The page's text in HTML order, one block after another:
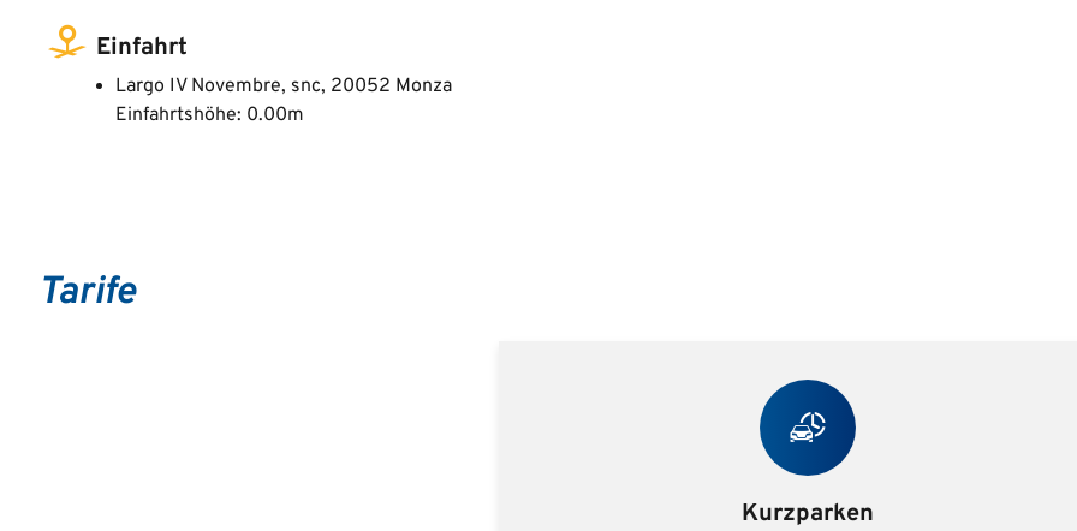
Einfahrt
Largo IV Novembre, snc, 20052 Monza
Einfahrtshöhe: 0.00m
Tarife
Kurzparken